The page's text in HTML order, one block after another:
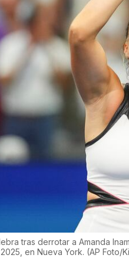
tras derrotar a Amanda
en Nueva York. (AP Foto/